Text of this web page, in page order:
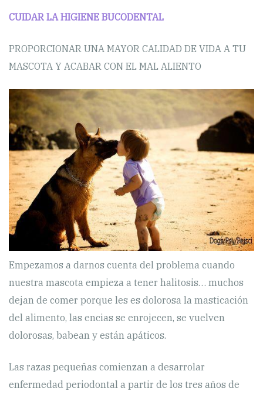
CUIDAR LA HIGIENE BUCODENTAL
PROPORCIONAR UNA MAYOR CALIDAD DE VIDA A TU
MASCOTA Y ACABAR CON EL MAL ALIENTO
Empezamos a darnos cuenta del problema cuando
nuestra mascota empieza a tener halitosis… muchos
dejan de comer porque les es dolorosa la masticación
del alimento, las encias se enrojecen, se vuelven
dolorosas, babean y están apáticos.
Las razas pequeñas comienzan a desarrolar
enfermedad periodontal a partir de los tres años de